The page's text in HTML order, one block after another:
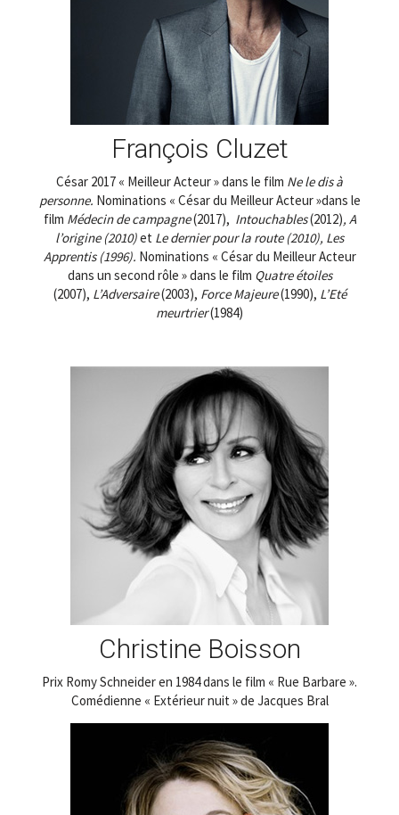
François Cluzet
César 2017 « Meilleur Acteur » dans le film Ne le dis à
personne. Nominations « César du Meilleur Acteur »dans le
film Médecin de campagne(2017), Intouchables(2012), A
l’origine (2010)et Le dernier pour la route (2010), Les
Apprentis (1996). Nominations « César du Meilleur Acteur
dans un second rôle » dans le film Quatre étoiles
(2007), L’Adversaire(2003), Force Majeure(1990), L’Eté
meurtrier(1984)
Christine Boisson
Prix Romy Schneider en 1984 dans le film « Rue Barbare ».
Comédienne « Extérieur nuit » de Jacques Bral